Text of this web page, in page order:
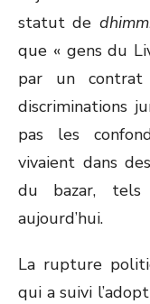
statut de
que « gens du
par un
discriminations
pas les
vivaient dans
du bazar,
aujourd’hui.
La rupture
qui a suivi